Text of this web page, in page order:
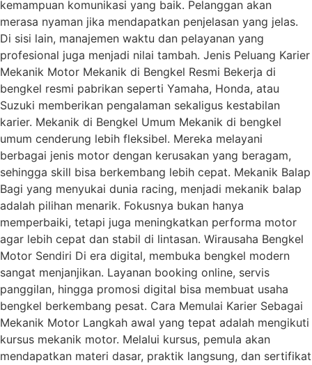
kemampuan komunikasi yang baik. Pelanggan akan
merasa nyaman jika mendapatkan penjelasan yang jelas.
Di sisi lain, manajemen waktu dan pelayanan yang
profesional juga menjadi nilai tambah. Jenis Peluang Karier
Mekanik Motor Mekanik di Bengkel Resmi Bekerja di
bengkel resmi pabrikan seperti Yamaha, Honda, atau
Suzuki memberikan pengalaman sekaligus kestabilan
karier. Mekanik di Bengkel Umum Mekanik di bengkel
umum cenderung lebih fleksibel. Mereka melayani
berbagai jenis motor dengan kerusakan yang beragam,
sehingga skill bisa berkembang lebih cepat. Mekanik Balap
Bagi yang menyukai dunia racing, menjadi mekanik balap
adalah pilihan menarik. Fokusnya bukan hanya
memperbaiki, tetapi juga meningkatkan performa motor
agar lebih cepat dan stabil di lintasan. Wirausaha Bengkel
Motor Sendiri Di era digital, membuka bengkel modern
sangat menjanjikan. Layanan booking online, servis
panggilan, hingga promosi digital bisa membuat usaha
bengkel berkembang pesat. Cara Memulai Karier Sebagai
Mekanik Motor Langkah awal yang tepat adalah mengikuti
kursus mekanik motor. Melalui kursus, pemula akan
mendapatkan materi dasar, praktik langsung, dan sertifikat